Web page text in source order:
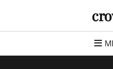
content